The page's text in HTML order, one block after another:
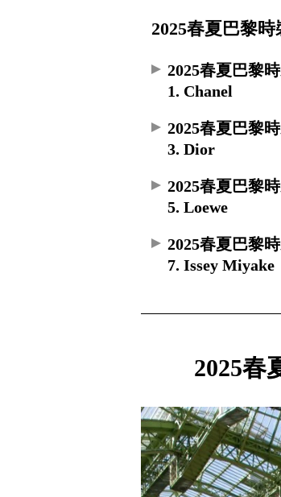
2025春夏巴黎
2025春夏巴黎
1. Chanel
2025春夏巴黎
3. Dior
2025春夏巴黎
5. Loewe
2025春夏巴黎
7. Issey Miyake
2025春